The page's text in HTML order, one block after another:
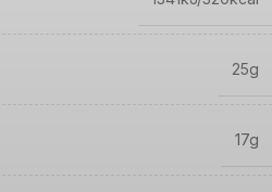
25g
17g